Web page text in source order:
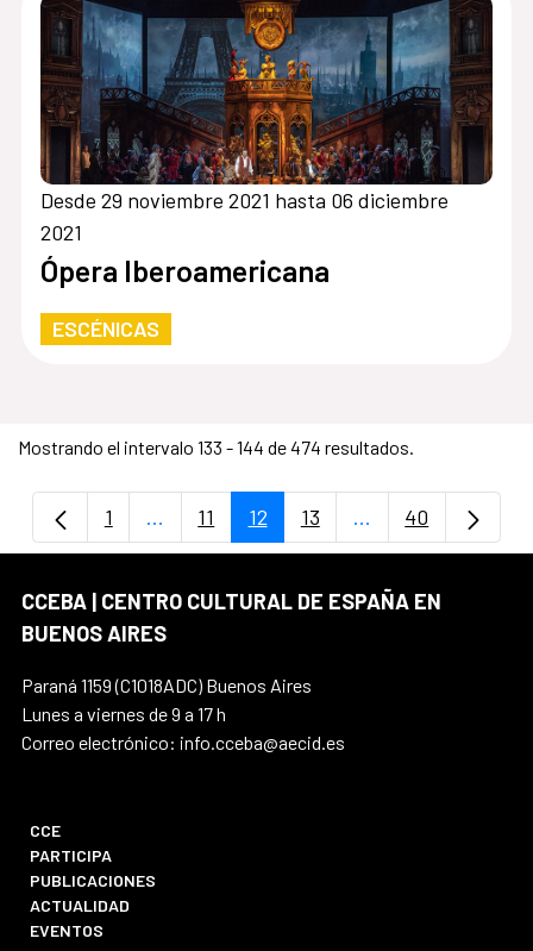
Desde 29 noviembre 2021 hasta 06 diciembre
2021
Ópera Iberoamericana
ESCÉNICAS
Mostrando el intervalo 133 - 144 de 474 resultados.
Página
1 ...Páginas intermedias Use TAB para
Página
11 Página
12 Página
13 ...PáginasPágina
40
CCEBA | CENTRO CULTURAL DE ESPAÑA EN
BUENOS AIRES
Paraná 1159 (C1018ADC) Buenos Aires
Lunes a viernes de 9 a 17 h
Correo electrónico: info.cceba@aecid.es
CCE
PARTICIPA
PUBLICACIONES
ACTUALIDAD
EVENTOS